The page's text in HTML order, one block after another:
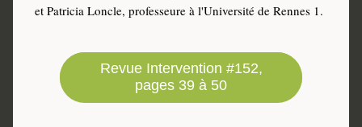
et Patricia Loncle, professeure à l'Université de Rennes 1.
Revue Intervention #152,
pages 39 à 50